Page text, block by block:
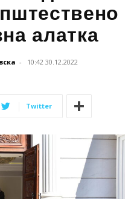
алатка
- 10:42 30.12.2022
Twitter